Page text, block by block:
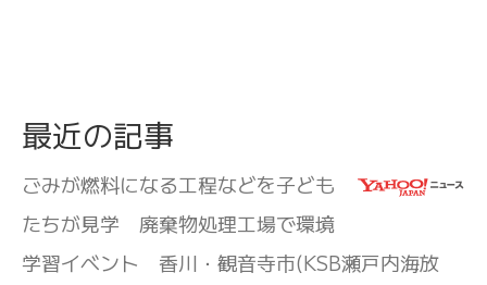
最近の記事
ごみが燃料になる工程などを子ども
たちが見学 廃棄物処理工場で環境
学習イベント 香川・観音寺市(KSB瀬戸内海放